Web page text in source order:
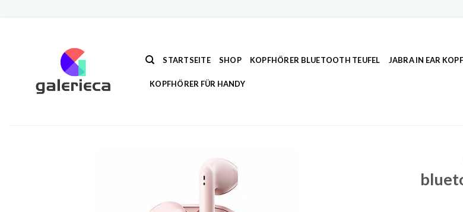
STARTSEITE SHOP KOPFHÖRER BLUETOOTH TEUFEL JABRA IN EAR
KOPFHÖRER FÜR HANDY